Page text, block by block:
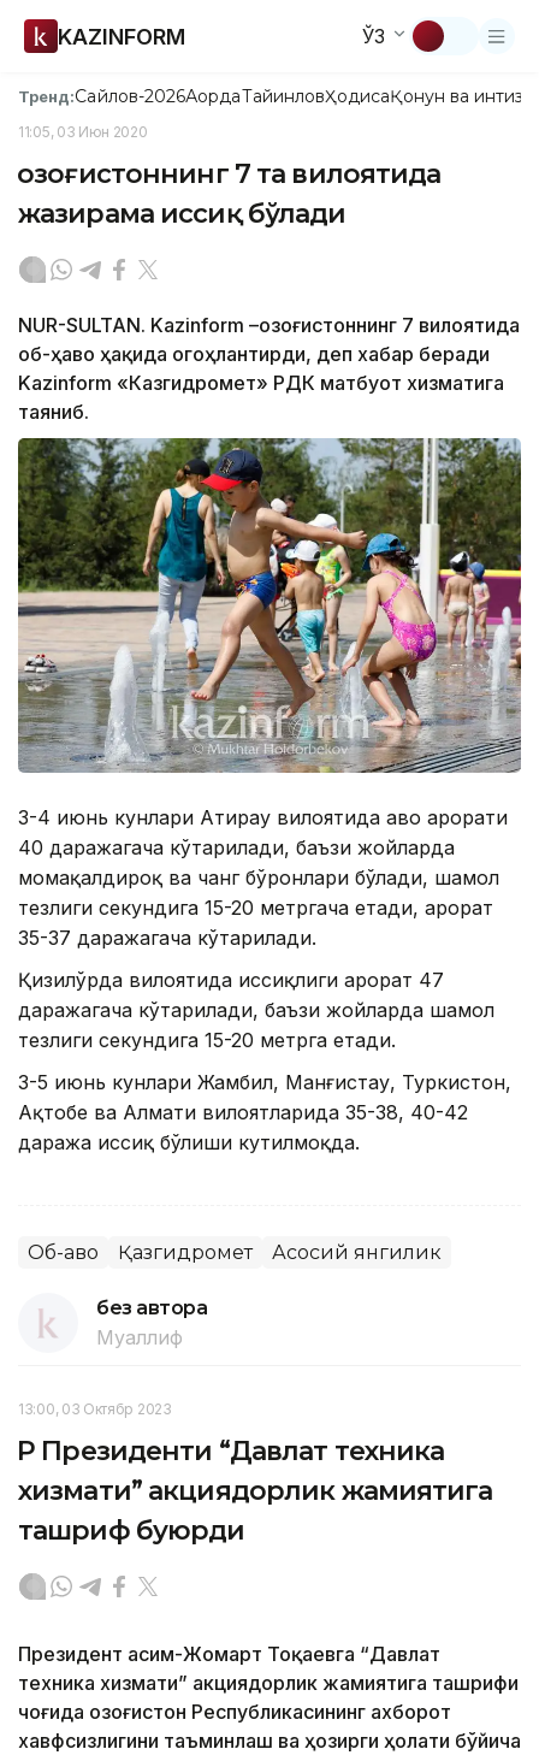
KAZINFORM ЎЗ
Тренд:Сайлов-2026АқордаТайинловҲодисаҚонун ва
11:05, 03 Июн 2020
Қозоғистоннинг 7 та вилоятида
жазирама иссиқ бўлади
NUR-SULTAN. Kazinform –Қозоғистоннинг 7 вилоятида
об-ҳаво ҳақида огоҳлантирди, деп хабар беради
Kazinform «Казгидромет» РДК матбуот хизматига
таяниб.
3-4 июнь кунлари Атирау вилоятида ҳаво ҳарорати
40 даражагача кўтарилади, баъзи жойларда
момақалдироқ ва чанг бўронлари бўлади, шамол
тезлиги секундига 15-20 метргача етади, ҳарорат
35-37 даражагача кўтарилади.
Қизилўрда вилоятида иссиқлиги ҳарорат 47
даражагача кўтарилади, баъзи жойларда шамол
тезлиги секундига 15-20 метрга етади.
3-5 июнь кунлари Жамбил, Манғистау, Туркистон,
Ақтобе ва Алмати вилоятларида 35-38, 40-42
даража иссиқ бўлиши кутилмоқда.
Об-ҳаво Қазгидромет Асосий янгилик
без автора
Муаллиф
13:00, 03 Октябр 2023
ҚР Президенти “Давлат техника
хизмати” акциядорлик жамиятига
ташриф буюрди
Президент Қасим-Жомарт Тоқаевга “Давлат
техника хизмати” акциядорлик жамиятига ташрифи
чоғида Қозоғистон Республикасининг ахборот
хавфсизлигини таъминлаш ва ҳозирги ҳолати бўйича